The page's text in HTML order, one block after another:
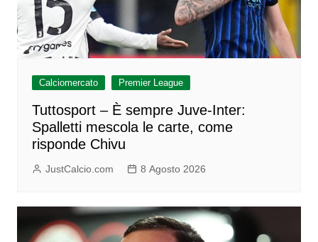
Calciomercato Premier League
Tuttosport – È sempre Juve-Inter:
Spalletti mescola le carte, come
risponde Chivu
JustCalcio.com 8 Agosto 2026